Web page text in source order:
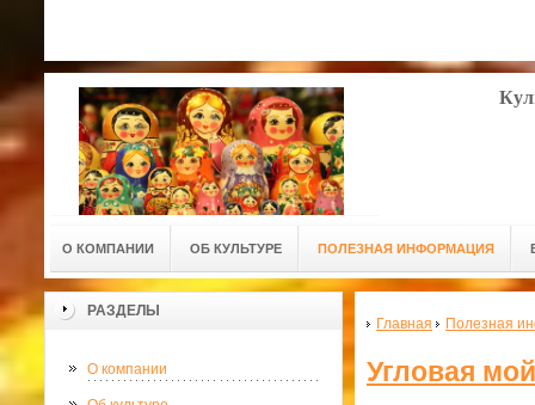
О КОМПАНИИ ОБ КУЛЬТУРЕ ПОЛЕЗНАЯ ИНФОРМАЦИЯ
РАЗДЕЛЫ
О компании
Главная Полезная
Угловая